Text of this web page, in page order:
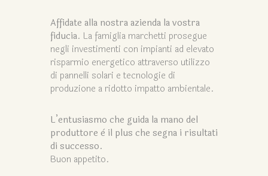
Affidate alla nostra azienda la vostra
fiducia. La famiglia marchetti prosegue
negli investimenti con impianti ad elevato
risparmio energetico attraverso utilizzo
di pannelli solari e tecnologie di
produzione a ridotto impatto ambientale.
L’entusiasmo che guida la mano del
produttore è il plus che segna i risultati
di successo.
Buon appetito.